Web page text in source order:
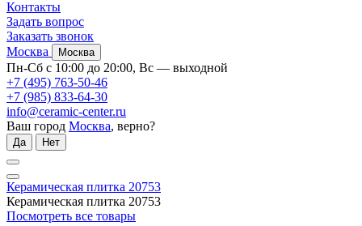
Контакты
Задать вопрос
Заказать звонок
Москва
Москва
Пн-Сб с 10:00 до 20:00, Вс — выходной
+7 (495) 763-50-46
+7 (985) 833-64-30
info@ceramic-center.ru
Ваш город Москва, верно?
Да Нет
Керамическая плитка 20753
Керамическая плитка 20753
Посмотреть все товары